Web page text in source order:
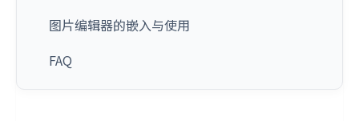
图片编辑器的嵌入与使用
FAQ